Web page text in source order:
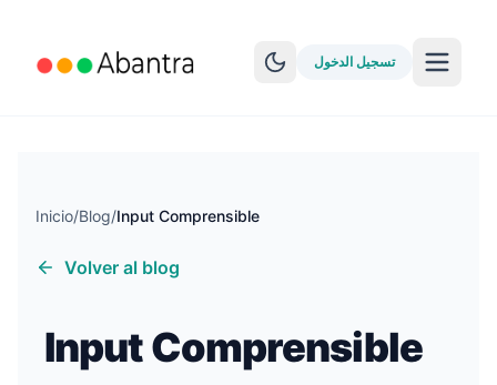
تسجيل الدخول
المزيد من الميزات
YouTube Learning
Inicio/Blog/Input Comprensible
Volver al blog
Input Comprensible